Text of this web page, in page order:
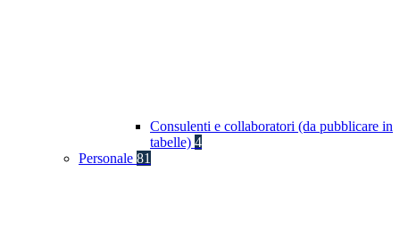
Consulenti e collaboratori (da pubblicare in
tabelle) 4
Personale 81